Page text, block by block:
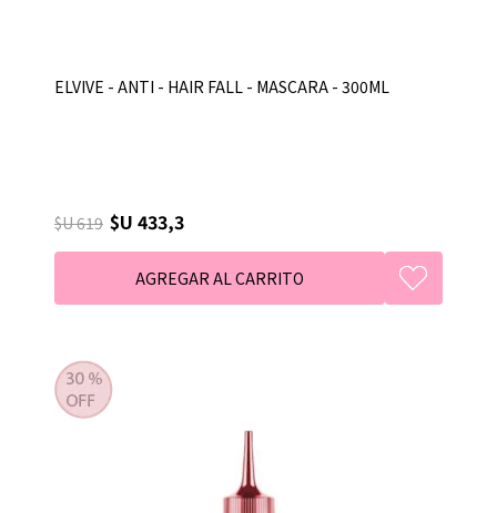
ELVIVE - ANTI - HAIR FALL - MASCARA - 300ML
$U 619 $U 433,3